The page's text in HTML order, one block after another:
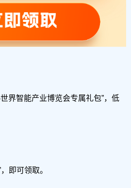
界智能产业博览会专属礼包”，低
即可领取。